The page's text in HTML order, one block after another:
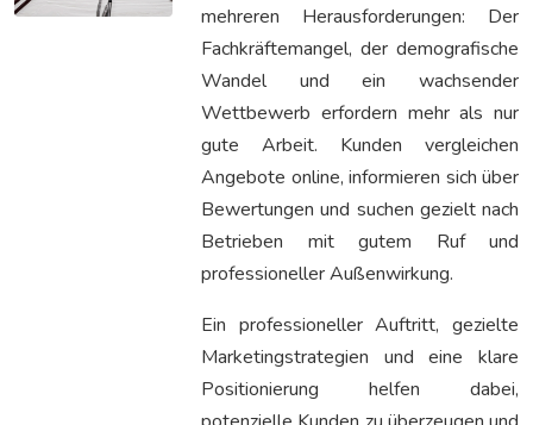
mehreren Herausforderungen: Der
Fachkräftemangel, der demografische
Wandel und ein wachsender
Wettbewerb erfordern mehr als nur
gute Arbeit. Kunden vergleichen
Angebote online, informieren sich über
Bewertungen und suchen gezielt nach
Betrieben mit gutem Ruf und
professioneller Außenwirkung.
Ein professioneller Auftritt, gezielte
Marketingstrategien und eine klare
Positionierung helfen dabei,